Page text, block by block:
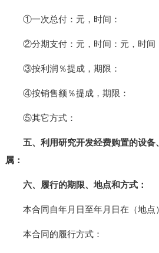
①一次总付：元，时间：
②分期支付：元，时间：元，时间
③按利润％提成，期限：
④按销售额％提成，期限：
⑤其它方式：
五、利用研究开发经费购置的设备
属：
六、履行的期限、地点和方式：
本合同自年月日至年月日在（地点
本合同的履行方式：